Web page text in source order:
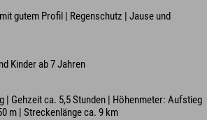
gutem Profil | Regenschutz | Jause und
Kinder ab 7 Jahren
| Gehzeit ca. 5,5 Stunden | Höhenmeter: Aufstieg
m | Streckenlänge ca. 9 km